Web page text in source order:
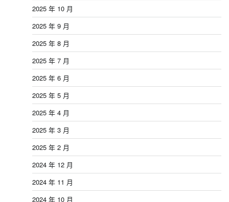
2025 年 10 月
2025 年 9 月
2025 年 8 月
2025 年 7 月
2025 年 6 月
2025 年 5 月
2025 年 4 月
2025 年 3 月
2025 年 2 月
2024 年 12 月
2024 年 11 月
2024 年 10 月